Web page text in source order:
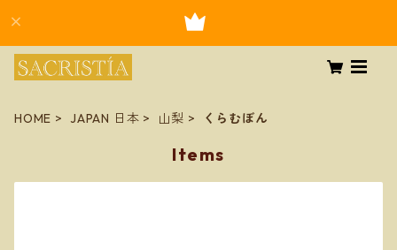
HOME JAPAN 日本 山梨 くらむぼん
Items